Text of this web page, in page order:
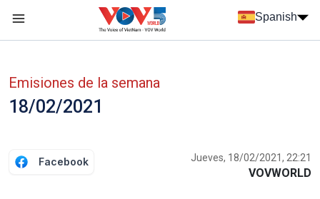
Spanish
Emisiones de la semana
18/02/2021
Facebook Jueves, 18/02/2021, 22:21
VOVWORLD